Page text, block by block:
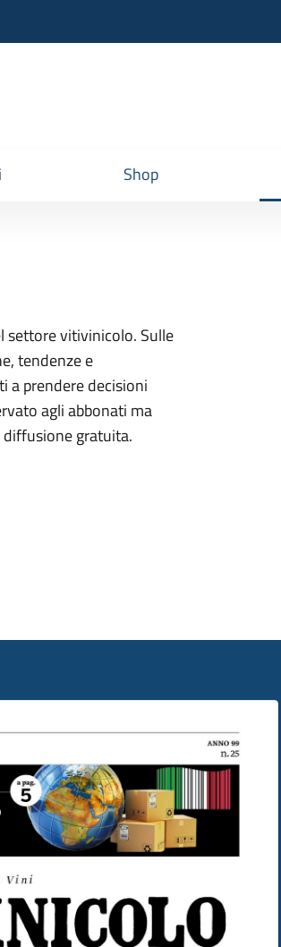
Shop
settore vitivinicolo. Sulle
tendenze e
a prendere decisioni
agli abbonati ma
diffusione gratuita.